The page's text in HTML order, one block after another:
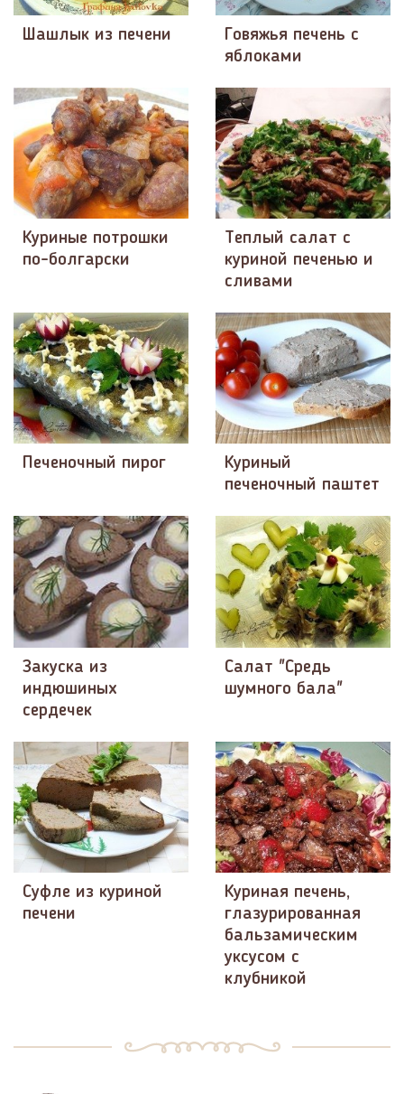
Шашлык из печени
Говяжья печень с
яблоками
Куриные потрошки
по-болгарски
Теплый салат с
куриной печенью и
сливами
Печеночный пирог
Куриный
печеночный паштет
Закуска из
индюшиных
сердечек
Салат "Средь
шумного бала"
Суфле из куриной
печени
Куриная печень,
глазурированная
бальзамическим
уксусом с
клубникой